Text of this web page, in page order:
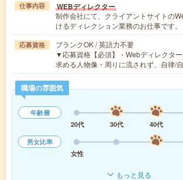
仕事内容 WEBディレクター
制作会社にて、クライアントサイトの
けるディレクション業務のお仕事です
応募資格
ブランクOK / 英語力不要
▼応募資格【必須】・Webディレクタ
求める人物像・周りに流されず、自律/
職場の雰囲気
年齢層
20代
30代 40代
男女比率
女性
もっと見る